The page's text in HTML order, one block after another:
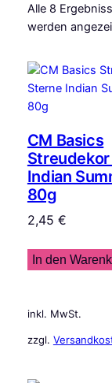
Alle 8
werden
CM Basics
Indian
80g
2,45 €
In den
inkl. MwSt.
zzgl.